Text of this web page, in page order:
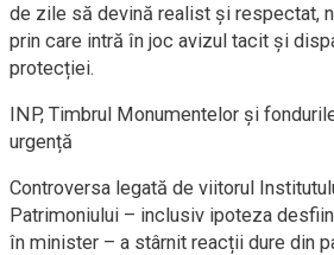
de zile să devină realist și respectat,
prin care intră în joc avizul tacit și
protecției.
INP, Timbrul Monumentelor și
urgență
Controversa legată de viitorul
Patrimoniului – inclusiv ipoteza
în minister – a stârnit reacții dure din